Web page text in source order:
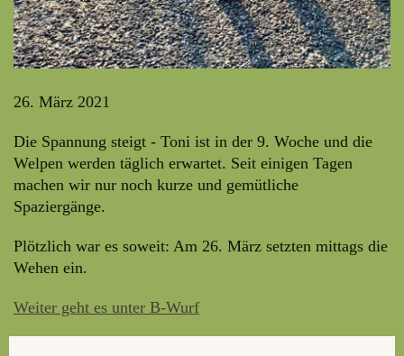
26. März 2021
Die Spannung steigt - Toni ist in der 9. Woche und die
Welpen werden täglich erwartet. Seit einigen Tagen
machen wir nur noch kurze und gemütliche
Spaziergänge.
Plötzlich war es soweit: Am 26. März setzten mittags die
Wehen ein.
Weiter geht es unter B-Wurf